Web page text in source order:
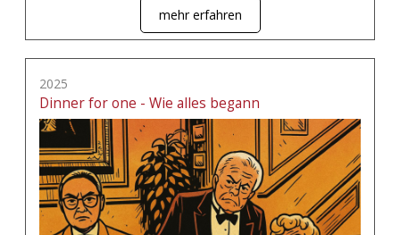
mehr erfahren
2025
Dinner for one - Wie alles begann